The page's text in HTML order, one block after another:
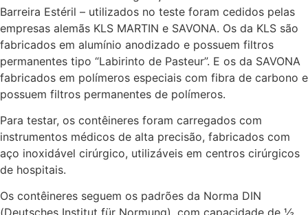
Barreira Estéril – utilizados no teste foram cedidos pelas
empresas alemãs KLS MARTIN e SAVONA. Os da KLS são
fabricados em alumínio anodizado e possuem filtros
permanentes tipo “Labirinto de Pasteur”. E os da SAVONA
fabricados em polímeros especiais com fibra de carbono e
possuem filtros permanentes de polímeros.
Para testar, os contêineres foram carregados com
instrumentos médicos de alta precisão, fabricados com
aço inoxidável cirúrgico, utilizáveis em centros cirúrgicos
de hospitais.
Os contêineres seguem os padrões da Norma DIN